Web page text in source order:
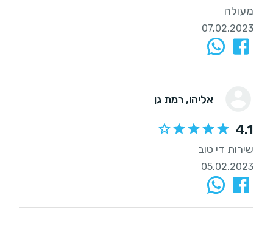
מעולה
07.02.2023
אליהו, רמת גן
4.1
שירות די טוב
05.02.2023